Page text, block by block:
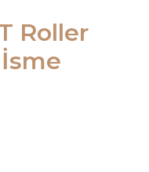
Roller